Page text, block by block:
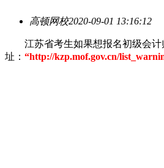
高顿网校2020-09-01 13:16:12
江苏省考生如果想报名初级会计
址： “http://kzp.mof.gov.cn/